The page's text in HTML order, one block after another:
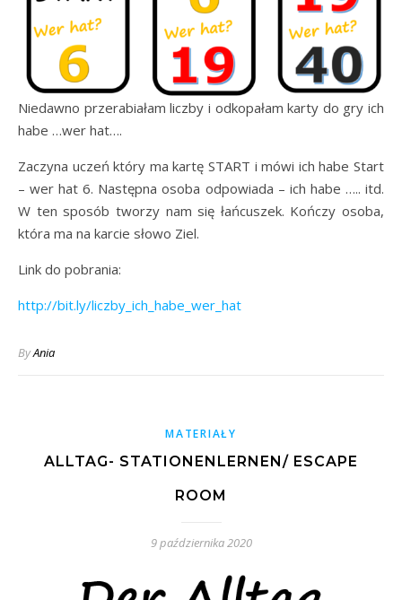
Niedawno przerabiałam liczby i odkopałam karty do gry ich
habe …wer hat….
Zaczyna uczeń który ma kartę START i mówi ich habe Start
– wer hat 6. Następna osoba odpowiada – ich habe ….. itd.
W ten sposób tworzy nam się łańcuszek. Kończy osoba,
która ma na karcie słowo Ziel.
Link do pobrania:
http://bit.ly/liczby_ich_habe_wer_hat
ByAnia
MATERIAŁY
ALLTAG- STATIONENLERNEN/ ESCAPE
ROOM
9 października 2020